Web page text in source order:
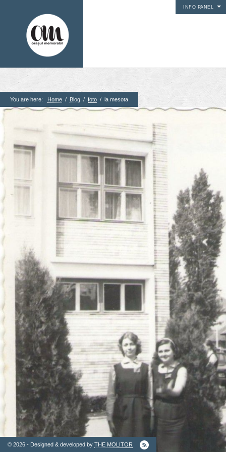
INFO PANEL
1. Pagini
Contribuie si tu
Despre proiect
Din arhiva orasului
Arhitectilor
© 2026 - Designed & developed by THE MOLITOR
You are here: Home / Blog / foto / la mesota